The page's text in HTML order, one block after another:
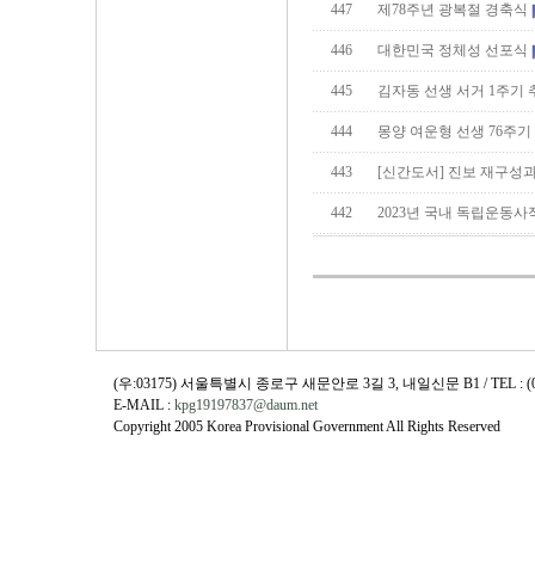
447 제78주년 광복절 경축식
446 대한민국 정체성 선포식
445 김자동 선생 서거 1주기
444 몽양 여운형 선생 76주
443 [신간도서] 진보 재구성
442 2023년 국내 독립운동사
(우:03175) 서울특별시 종로구 새문안로 3길 3, 내일신문 B1 / TEL :
E-MAIL : kpg19197837@daum.net
Copyright 2005 Korea Provisional Government All Rights Reserved